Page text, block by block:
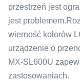
przestrzeń jest
jest
wierność kolorów
urządzenie o
MX-SL600U
zastosowaniach.